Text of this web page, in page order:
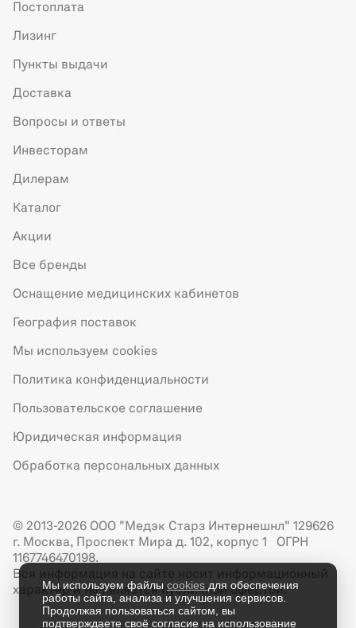
Постоплата
Лизинг
Пункты выдачи
Доставка
Вопросы и ответы
Инвесторам
Дилерам
Каталог
Акции
Все бренды
Оснащение медицинских кабинетов
География поставок
Мы используем cookies
Политика конфиденциальности
Пользовательское соглашение
Юридическая информация
Обработка персональных данных
© 2013-2026 ООО "Медэк Старз Интернешнл" 129626
г. Москва, Проспект Мира д. 102, корпус 1 ОГРН
1167746470198.
Вся информация на сайте носит информационный
характер и не является публичной офертой.
Мы используем файлыcookies для обеспечения
работы сайта, анализа и улучшения сервисов.
Продолжая пользоваться сайтом, вы
подтверждаете своё согласие на использование